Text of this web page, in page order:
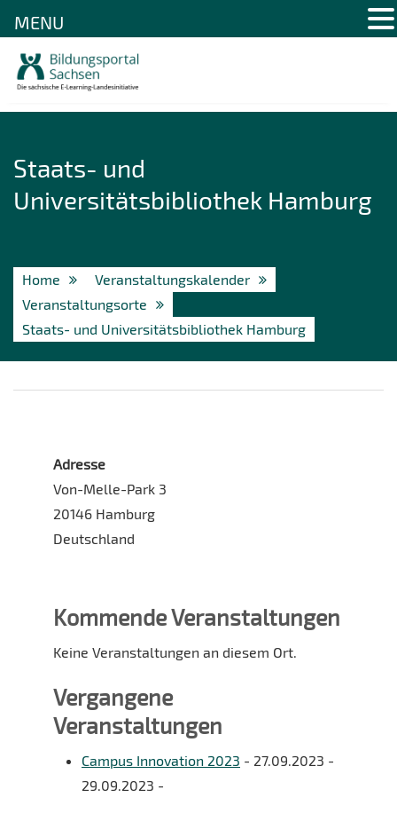
Staats- und
Universitätsbibliothek Hamburg
Home
Veranstaltungskalender
Veranstaltungsorte
Staats- und Universitätsbibliothek Hamburg
Adresse
Von-Melle-Park 3
20146 Hamburg
Deutschland
Kommende Veranstaltungen
Keine Veranstaltungen an diesem Ort.
Vergangene
Veranstaltungen
Campus Innovation 2023 - 27.09.2023 -
29.09.2023 -
MENU